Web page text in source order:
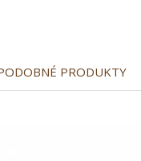
PRODUKTY